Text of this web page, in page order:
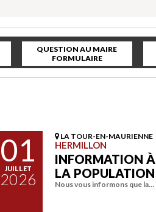
QUESTION AU MAIRE
FORMULAIRE
01
JUILLET
2026
LA TOUR-EN-MAURIENNE
HERMILLON
INFORMATION À
LA POPULATION
Nous vous informons que la…